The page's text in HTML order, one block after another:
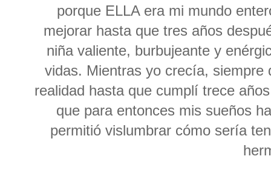
porque ELLA era mi mundo
mejorar hasta que tres años
niña valiente, burbujeante y
vidas. Mientras yo crecía, siempre
realidad hasta que cumplí trece
que para entonces mis sueños
permitió vislumbrar cómo sería